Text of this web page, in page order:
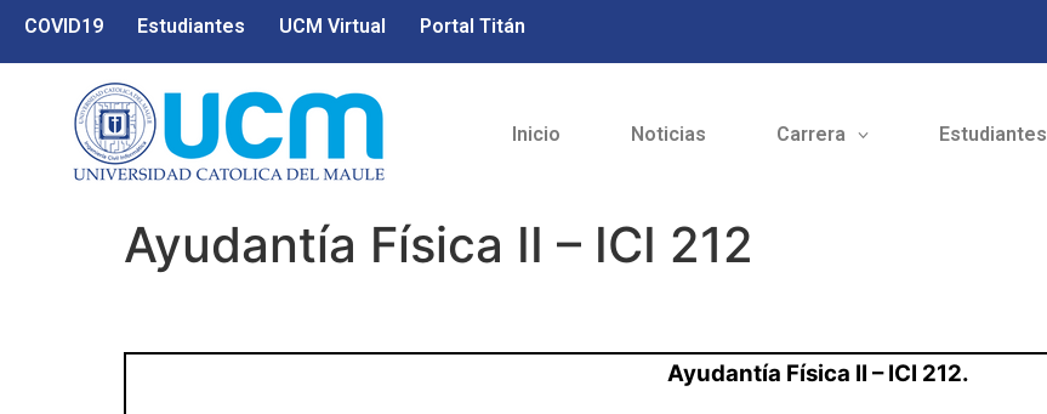
COVID19 Estudiantes UCM Virtual Portal Titán
Inicio Noticias Carrera Estudiantes
Ayudantía Física II – ICI 212
Ayudantía Física II – ICI 212.